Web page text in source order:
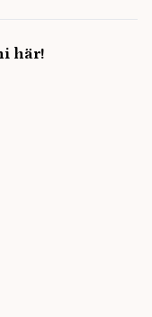
här!